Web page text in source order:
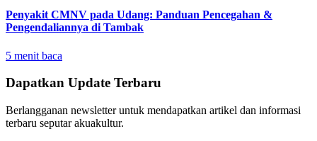
Penyakit CMNV pada Udang: Panduan Pencegahan &
Pengendaliannya di Tambak
5 menit baca
Dapatkan Update Terbaru
Berlangganan newsletter untuk mendapatkan artikel dan informasi
terbaru seputar akuakultur.